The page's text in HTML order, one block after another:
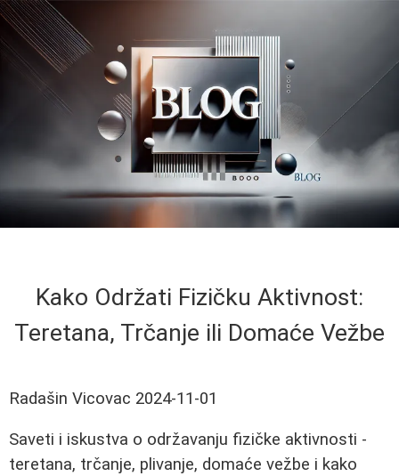
Kako Održati Fizičku Aktivnost:
Teretana, Trčanje ili Domaće Vežbe
Radašin Vicovac 2024-11-01
Saveti i iskustva o održavanju fizičke aktivnosti -
teretana, trčanje, plivanje, domaće vežbe i kako